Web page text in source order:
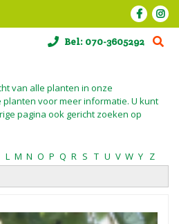
Bel: 070-3605292
van alle planten in onze
voor meer informatie. U kunt
pagina ook gericht zoeken op
L M N O P Q R S T U V W Y Z